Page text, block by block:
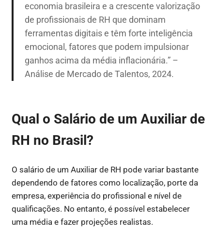
economia brasileira e a crescente valorização
de profissionais de RH que dominam
ferramentas digitais e têm forte inteligência
emocional, fatores que podem impulsionar
ganhos acima da média inflacionária.” –
Análise de Mercado de Talentos, 2024.
Qual o Salário de um Auxiliar de
RH no Brasil?
O salário de um Auxiliar de RH pode variar bastante
dependendo de fatores como localização, porte da
empresa, experiência do profissional e nível de
qualificações. No entanto, é possível estabelecer
uma média e fazer projeções realistas.